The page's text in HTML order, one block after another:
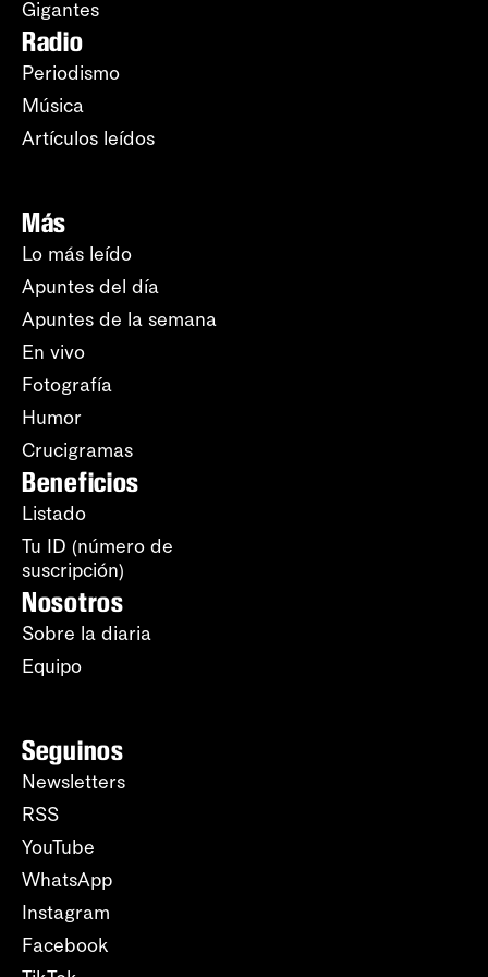
Gigantes
Radio
Periodismo
Música
Artículos leídos
Más
Lo más leído
Apuntes del día
Apuntes de la semana
En vivo
Fotografía
Humor
Crucigramas
Beneficios
Listado
Tu ID (número de
suscripción)
Nosotros
Sobre la diaria
Equipo
Seguinos
Newsletters
RSS
YouTube
WhatsApp
Instagram
Facebook